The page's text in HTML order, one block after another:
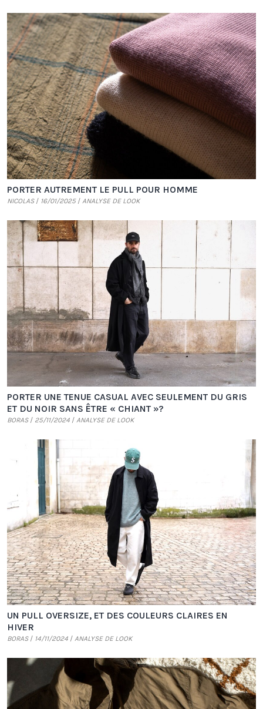
PORTER AUTREMENT LE PULL POUR HOMME
NICOLAS 16/01/2025 ANALYSE DE LOOK
PORTER UNE TENUE CASUAL AVEC SEULEMENT DU GRIS
ET DU NOIR SANS ÊTRE « CHIANT »?
BORAS 25/11/2024 ANALYSE DE LOOK
UN PULL OVERSIZE, ET DES COULEURS CLAIRES EN
HIVER
BORAS 14/11/2024 ANALYSE DE LOOK